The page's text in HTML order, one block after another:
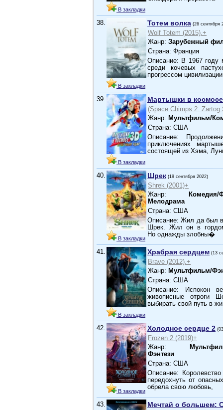
В закладки
38.
В закладки
Тотем волка (26 сентября
Wolf Totem (2015).+
Жанр: Зарубежный
Страна: Франция
Описание: В 1967 году
среди кочевых
прогрессом
39.
В закладки
Мартышки в
(Space Chimps 2:
Жанр: Мультфильм/
Страна: США
Описание:
приключениях
состоящей из Хэма,
40.
В закладки
Шрек (19 сентября 2022)
Shrek (2001)+
Жанр:
Комедия/
Мелодрама
Страна: США
Описание: Жил да был в
Шрек. Жил он в
Но однажды злобны�
41.
В закладки
Храбрая сердцем (13
Brave (2012).+
Жанр: Мультфильм/
Страна: США
Описание: Испокон
живописные отроги
выбирать свой путь в
42.
В закладки
Холодное сердце 2
Frozen 2 (2019)+
Жанр:
Фэнтези
Страна: США
Описание:
передохнуть от
обрела свою любовь,
43. Мечтай о большем: